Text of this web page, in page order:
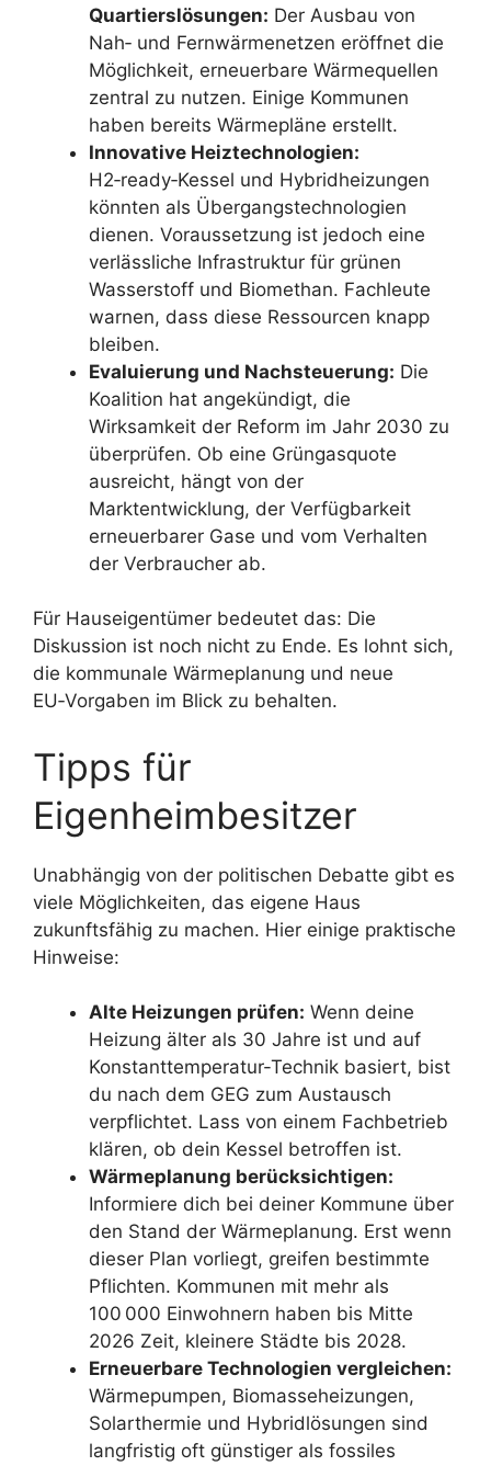
Quartierslösungen: Der Ausbau von
Nah‑ und Fernwärmenetzen eröffnet die
Möglichkeit, erneuerbare Wärmequellen
zentral zu nutzen. Einige Kommunen
haben bereits Wärmepläne erstellt.
Innovative Heiztechnologien:
H2‑ready‑Kessel und Hybridheizungen
könnten als Übergangstechnologien
dienen. Voraussetzung ist jedoch eine
verlässliche Infrastruktur für grünen
Wasserstoff und Biomethan. Fachleute
warnen, dass diese Ressourcen knapp
bleiben.
Evaluierung und Nachsteuerung: Die
Koalition hat angekündigt, die
Wirksamkeit der Reform im Jahr 2030 zu
überprüfen. Ob eine Grüngasquote
ausreicht, hängt von der
Marktentwicklung, der Verfügbarkeit
erneuerbarer Gase und vom Verhalten
der Verbraucher ab.
Für Hauseigentümer bedeutet das: Die
Diskussion ist noch nicht zu Ende. Es lohnt sich,
die kommunale Wärmeplanung und neue
EU‑Vorgaben im Blick zu behalten.
Tipps für
Eigenheimbesitzer
Unabhängig von der politischen Debatte gibt es
viele Möglichkeiten, das eigene Haus
zukunftsfähig zu machen. Hier einige praktische
Hinweise:
Alte Heizungen prüfen: Wenn deine
Heizung älter als 30 Jahre ist und auf
Konstanttemperatur-Technik basiert, bist
du nach dem GEG zum Austausch
verpflichtet. Lass von einem Fachbetrieb
klären, ob dein Kessel betroffen ist.
Wärmeplanung berücksichtigen:
Informiere dich bei deiner Kommune über
den Stand der Wärmeplanung. Erst wenn
dieser Plan vorliegt, greifen bestimmte
Pflichten. Kommunen mit mehr als
100 000 Einwohnern haben bis Mitte
2026 Zeit, kleinere Städte bis 2028.
Erneuerbare Technologien vergleichen:
Wärmepumpen, Biomasseheizungen,
Solarthermie und Hybridlösungen sind
langfristig oft günstiger als fossiles